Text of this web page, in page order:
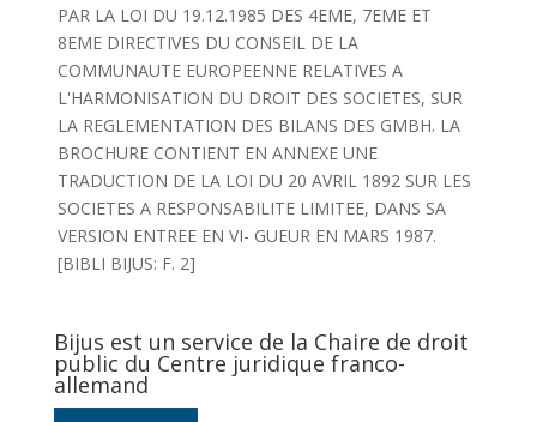
PAR LA LOI DU 19.12.1985 DES 4EME, 7EME ET
8EME DIRECTIVES DU CONSEIL DE LA
COMMUNAUTE EUROPEENNE RELATIVES A
L'HARMONISATION DU DROIT DES SOCIETES, SUR
LA REGLEMENTATION DES BILANS DES GMBH. LA
BROCHURE CONTIENT EN ANNEXE UNE
TRADUCTION DE LA LOI DU 20 AVRIL 1892 SUR LES
SOCIETES A RESPONSABILITE LIMITEE, DANS SA
VERSION ENTREE EN VI- GUEUR EN MARS 1987.
[BIBLI BIJUS: F. 2]
Bijus est un service de la Chaire de droit
public du Centre juridique franco-
allemand